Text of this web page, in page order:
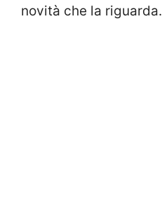
novità che la riguarda.